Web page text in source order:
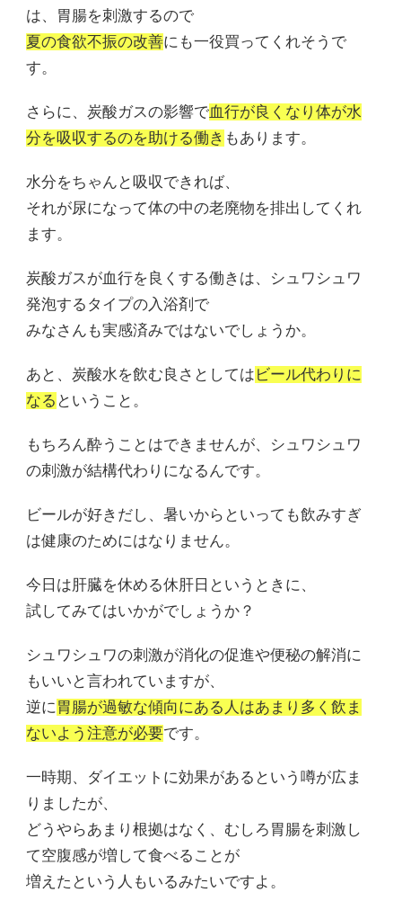
は、胃腸を刺激するので
夏の食欲不振の改善にも一役買ってくれそうで
す。
さらに、炭酸ガスの影響で血行が良くなり体が水
分を吸収するのを助ける働き もあります。
水分をちゃんと吸収できれば、
それが尿になって体の中の老廃物を排出してくれ
ます。
炭酸ガスが血行を良くする働きは、シュワシュワ
発泡するタイプの入浴剤で
みなさんも実感済みではないでしょうか。
あと、炭酸水を飲む良さとしては ビール代わりに
なる ということ。
もちろん酔うことはできませんが、シュワシュワ
の刺激が結構代わりになるんです。
ビールが好きだし、暑いからといっても飲みすぎ
は健康のためにはなりません。
今日は肝臓を休める休肝日というときに、
試してみてはいかがでしょうか？
シュワシュワの刺激が消化の促進や便秘の解消に
もいいと言われていますが、
逆に胃腸が過敏な傾向にある人はあまり多く飲ま
ないよう注意が必要です。
一時期、ダイエットに効果があるという噂が広ま
りましたが、
どうやらあまり根拠はなく、むしろ胃腸を刺激し
て空腹感が増して食べることが
増えたという人もいるみたいですよ。